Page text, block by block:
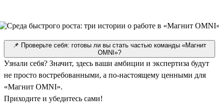
📌 Проверьте себя: готовы ли вы стать частью команды «Магнит
OMNI»?
Узнали себя? Значит, здесь ваши амбиции и экспертиза будут
не просто востребованными, а по-настоящему ценными для
«Магнит OMNI».
Приходите и убедитесь сами!